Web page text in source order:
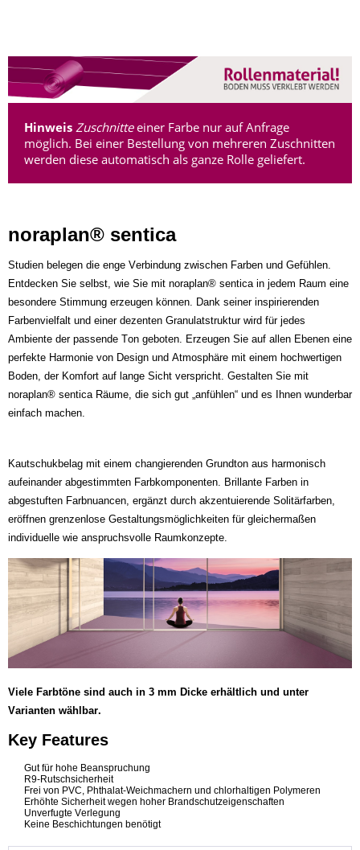
Hinweis Zuschnitteeiner Farbe nur auf Anfrage
möglich. Bei einer Bestellung von mehreren Zuschnitten
werden diese automatisch als ganze Rolle geliefert.
noraplan® sentica
Studien belegen die enge Verbindung zwischen Farben und Gefühlen.
Entdecken Sie selbst, wie Sie mit noraplan® sentica in jedem Raum eine
besondere Stimmung erzeugen können. Dank seiner inspirierenden
Farbenvielfalt und einer dezenten Granulatstruktur wird für jedes
Ambiente der passende Ton geboten. Erzeugen Sie auf allen Ebenen eine
perfekte Harmonie von Design und Atmosphäre mit einem hochwertigen
Boden, der Komfort auf lange Sicht verspricht. Gestalten Sie mit
noraplan® sentica Räume, die sich gut „anfühlen“ und es Ihnen wunderbar
einfach machen.
Kautschukbelag mit einem changierenden Grundton aus harmonisch
aufeinander abgestimmten Farbkomponenten. Brillante Farben in
abgestuften Farbnuancen, ergänzt durch akzentuierende Solitärfarben,
eröffnen grenzenlose Gestaltungsmöglichkeiten für gleichermaßen
individuelle wie anspruchsvolle Raumkonzepte.
Viele Farbtöne sind auch in 3 mm Dicke erhältlich und unter
Varianten wählbar.
Key Features
Gut für hohe Beanspruchung
R9-Rutschsicherheit
Frei von PVC, Phthalat-Weichmachern und chlorhaltigen Polymeren
Erhöhte Sicherheit wegen hoher Brandschutzeigenschaften
Unverfugte Verlegung
Keine Beschichtungen benötigt